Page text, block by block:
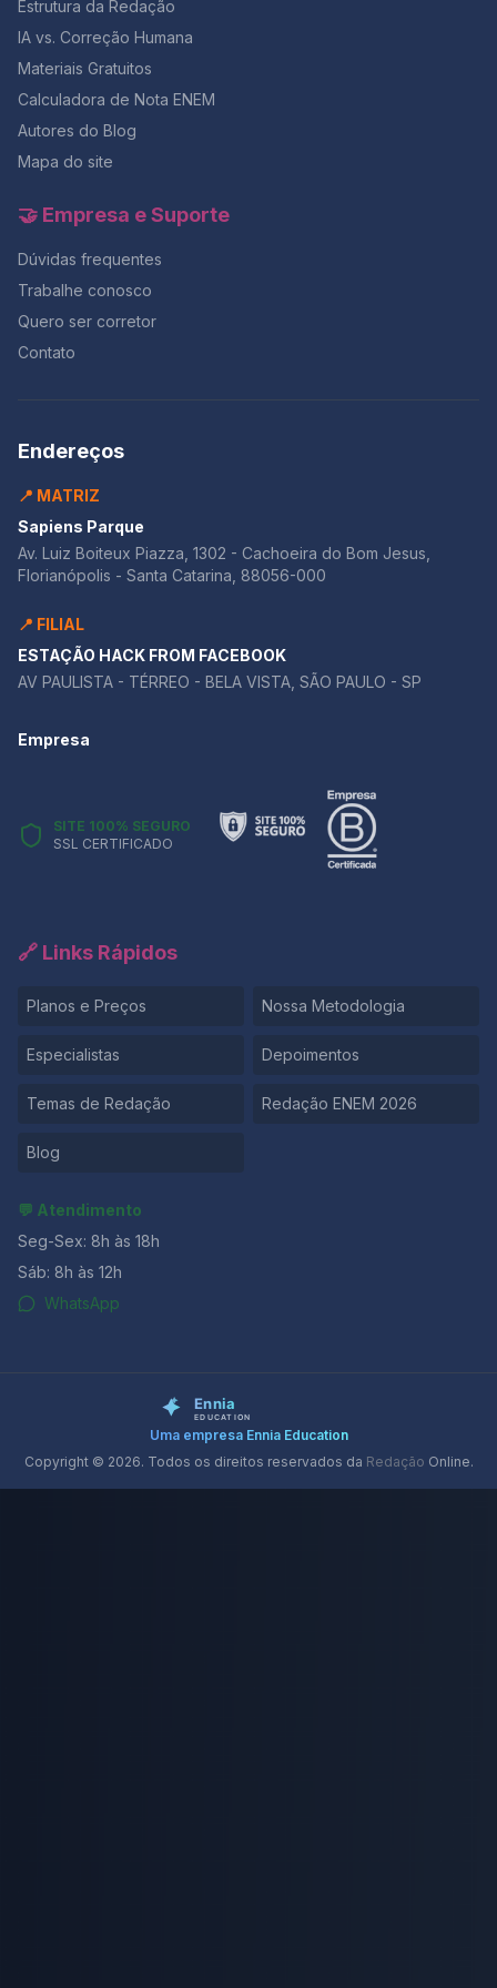
preparação completa com 50% OFF na Black da
Aprovação 2026 e tenha acesso a simulados,
Conclusão: tempo é estratégia O relógio é seu maior
aliado se você souber controlá-lo.Com um plano de
tempo realista, alternando redação e questões, é
possível evitar o desespero dos minutos finais e
garantir um desempenho constante em toda a prova.
na sala com foco e sai com resultado.E se você quer
testar esse controle de tempo com correção
profissional, o momento é agora — com 50% OFF na
Estrutura da Redação
IA vs. Correção Humana
Materiais Gratuitos
Calculadora de Nota ENEM
Autores do Blog
Mapa do site
🤝 Empresa e Suporte
Dúvidas frequentes
Trabalhe conosco
Quero ser corretor
Contato
Endereços
📍 MATRIZ
Sapiens Parque
Av. Luiz Boiteux Piazza, 1302 - Cachoeira do Bom Jesus,
Florianópolis - Santa Catarina, 88056-000
📍 FILIAL
ESTAÇÃO HACK FROM FACEBOOK
AV PAULISTA - TÉRREO - BELA VISTA, SÃO PAULO - SP
Empresa
SITE 100% SEGURO
SSL CERTIFICADO
🔗 Links Rápidos
Planos e Preços Nossa Metodologia
Especialistas Depoimentos
Temas de Redação Redação ENEM 2026
Blog
💬 Atendimento
Seg-Sex: 8h às 18h
Sáb: 8h às 12h
WhatsApp
Uma empresa Ennia Education
Copyright © 2026. Todos os direitos reservados da Redação Online.